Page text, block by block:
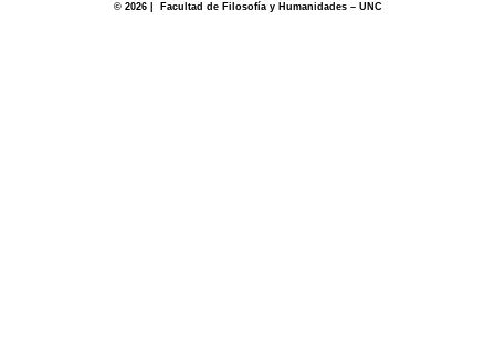
© 2026 | Facultad de Filosofía y Humanidades – UNC